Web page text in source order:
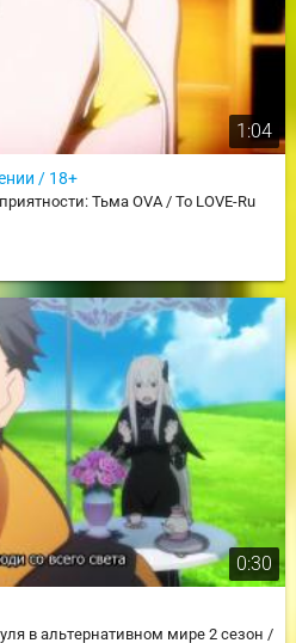
1:04
/ 18+
Тьма OVA / To LOVE-Ru
0:30
в альтернативном мире 2 сезон /